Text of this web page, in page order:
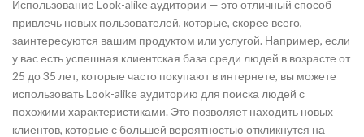
Использование Look-alike аудитории — это отличный способ
привлечь новых пользователей, которые, скорее всего,
заинтересуются вашим продуктом или услугой. Например, если
у вас есть успешная клиентская база среди людей в возрасте от
25 до 35 лет, которые часто покупают в интернете, вы можете
использовать Look-alike аудиторию для поиска людей с
похожими характеристиками. Это позволяет находить новых
клиентов, которые с большей вероятностью откликнутся на